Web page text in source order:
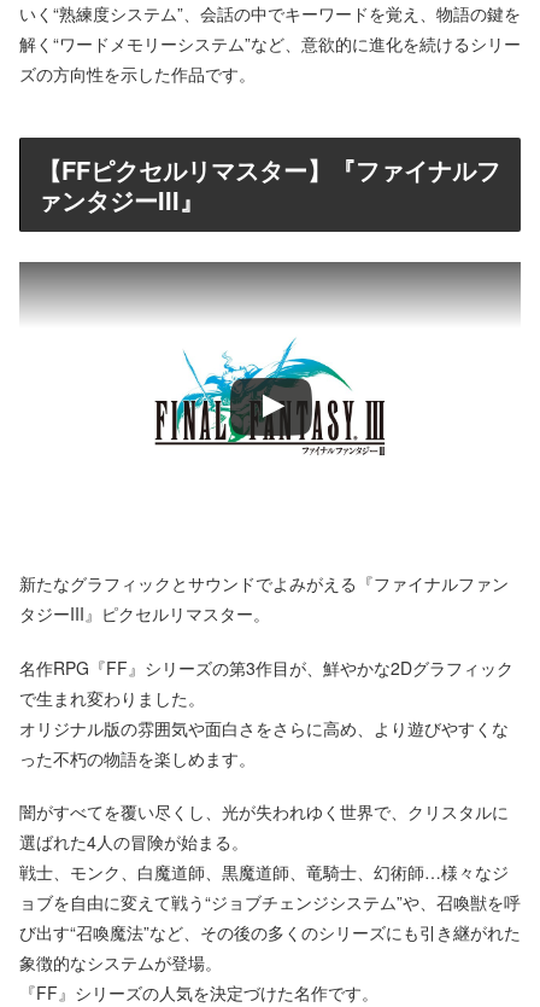
いく“熟練度システム”、会話の中でキーワードを覚え、物語の鍵を
解く“ワードメモリーシステム”など、意欲的に進化を続けるシリー
ズの方向性を示した作品です。
【FFピクセルリマスター】『ファイナルフ
ァンタジーIII』
新たなグラフィックとサウンドでよみがえる『ファイナルファン
タジーIII』ピクセルリマスター。
名作RPG『FF』シリーズの第3作目が、鮮やかな2Dグラフィック
で生まれ変わりました。
オリジナル版の雰囲気や面白さをさらに高め、より遊びやすくな
った不朽の物語を楽しめます。
闇がすべてを覆い尽くし、光が失われゆく世界で、クリスタルに
選ばれた4人の冒険が始まる。
戦士、モンク、白魔道師、黒魔道師、竜騎士、幻術師…様々なジ
ョブを自由に変えて戦う“ジョブチェンジシステム”や、召喚獣を呼
び出す“召喚魔法”など、その後の多くのシリーズにも引き継がれた
象徴的なシステムが登場。
『FF』シリーズの人気を決定づけた名作です。